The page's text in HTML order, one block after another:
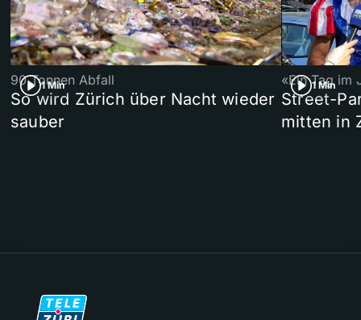
1 Min
90 Tonnen Abfall
So wird Zürich über Nacht wieder
sauber
1 Min
«Ein Tag im
Street-
mitten in